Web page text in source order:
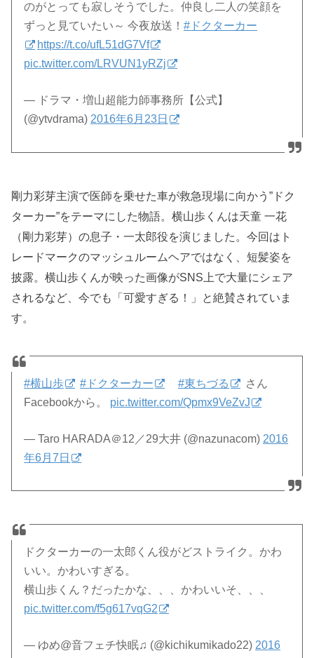
のがとっても寂しそうでした。仲良し二人の笑顔を
ずっと見ていたい～ 今夜放送！#ドクターカー
https://t.co/ufL51dG7Vf
pic.twitter.com/LRVUN1yRZj
— ドラマ・増山超能力師事務所【公式】
(@ytvdrama)2016年6月23日
剛力彩芽主演で医師を乗せた車が救急現場に向かう”ドク
ターカー”をテーマにした物語。横山歩くんは天童 一花
（剛力彩芽）の息子・一太郎役を演じました。今回はト
レードマークのマッシュルームヘアではなく、短髪姿を
披露。横山歩くんが映った画像がSNS上で大量にシェア
されるなど、今でも「可愛すぎる！」と絶賛されていま
す。
#横山歩 #ドクターカー #東ちづる
さん
Facebookから。 pic.twitter.com/Qpmx9VeZvJ
— Taro HARADA＠12／29大井 (@nazunacom) 2016
年6月7日
ドクターカーの一太郎くん役がどストライク。かわ
いい。かわいすぎる。
横山歩くん？だったかな、、、かわいいそ、、、
pic.twitter.com/f5g617vqG2
— ゆめ@音フェチ快眠♫ (@kichikumikado22) 2016